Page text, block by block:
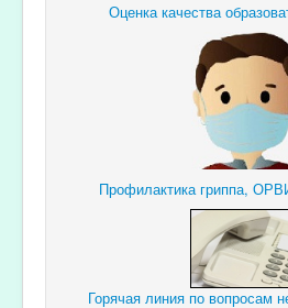
Оценка качества
Профилактика гриппа,
Горячая линия по вопросам